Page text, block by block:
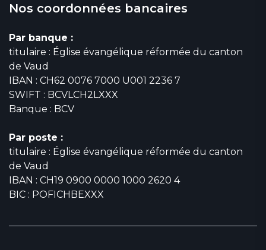
Nos coordonnées bancaires
Par banque :
titulaire : Église évangélique réformée du canton
de Vaud
IBAN : CH62 0076 7000 U001 2236 7
SWIFT : BCVLCH2LXXX
Banque : BCV
Par poste :
titulaire : Église évangélique réformée du canton
de Vaud
IBAN : CH19 0900 0000 1000 2620 4
BIC : POFICHBEXXX